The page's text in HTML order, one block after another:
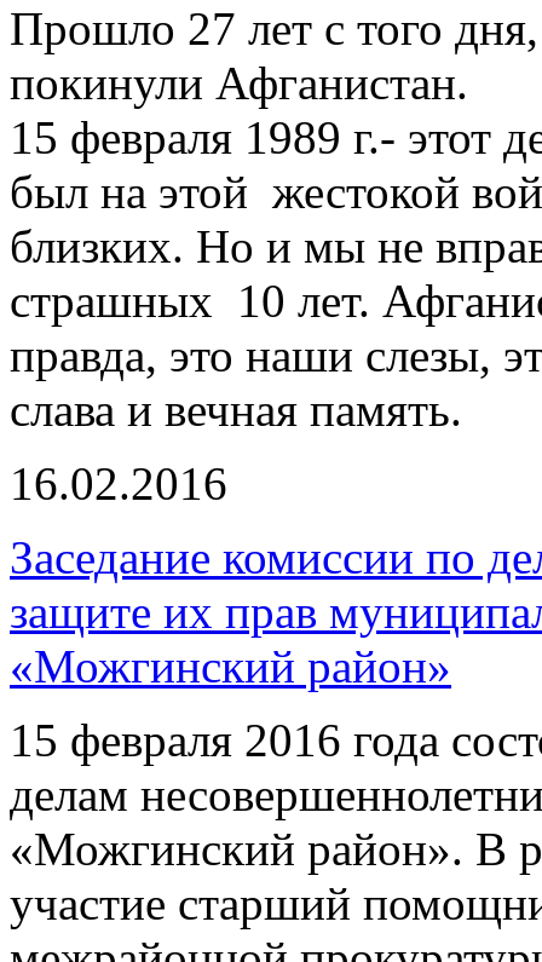
Прошло 27 лет с того дня,
покинули Афганистан.
15 февраля 1989 г.- этот
был на этой жестокой
близких. Но и мы не
страшных 10 лет.
правда, это наши слезы,
слава и вечная память.
16.02.2016
Заседание комиссии по
защите их прав
«Можгинский район»
15 февраля 2016 года
делам
«Можгинский район». В
участие старший